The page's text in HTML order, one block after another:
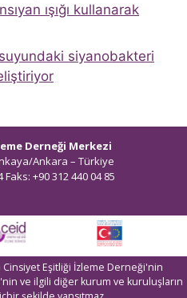
ışığı kullanarak
siyanobakteri
Derneği Merkezi
Ankara – Türkiye
Faks: +90 312 440 04 85
Eşitliği İzleme Derneği'nin
ve ilgili diğer kurum ve kuruluşların